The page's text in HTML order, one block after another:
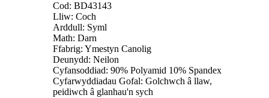
Cod: BD43143
Lliw: Coch
Arddull: Syml
Math: Darn
Ffabrig: Ymestyn Canolig
Deunydd: Neilon
Cyfansoddiad: 90% Polyamid 10% Spandex
Cyfarwyddiadau Gofal: Golchwch â llaw,
peidiwch â glanhau'n sych